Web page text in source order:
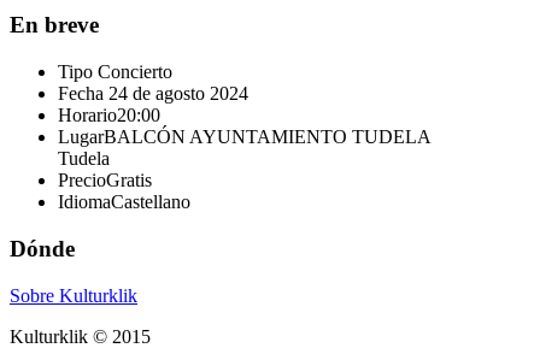
En breve
Tipo Concierto
Fecha 24 de agosto 2024
Horario20:00
LugarBALCÓN AYUNTAMIENTO TUDELA
Tudela
PrecioGratis
IdiomaCastellano
Dónde
Sobre Kulturklik
Kulturklik © 2015